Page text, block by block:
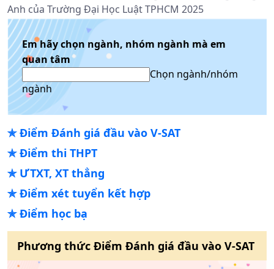
Anh của Trường Đại Học Luật TPHCM 2025
Em hãy chọn ngành, nhóm ngành mà em
quan tâm
Chọn ngành/nhóm
ngành
✯Điểm Đánh giá đầu vào V-SAT
✯Điểm thi THPT
✯ ƯTXT, XT thẳng
✯Điểm xét tuyển kết hợp
✯Điểm học bạ
Phương thức Điểm Đánh giá đầu vào V-SAT